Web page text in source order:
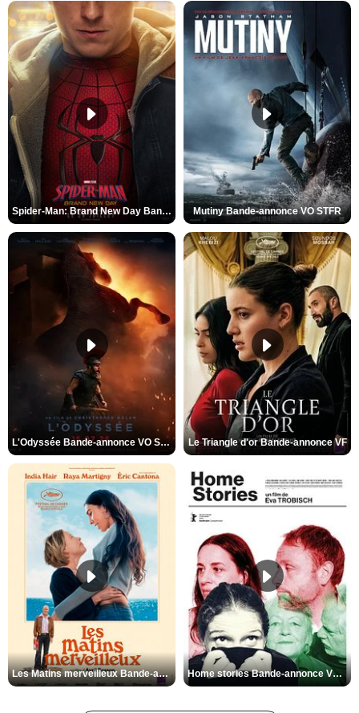
Spider-Man: Brand New Day Bande-annonce VO STFR Mutiny Bande-annonce VO STFR
L'Odyssée Bande-annonce VO STFR Le Triangle d'or Bande-annonce VF
Les Matins merveilleux Bande-annonce VF Home stories Bande-annonce VO STFR